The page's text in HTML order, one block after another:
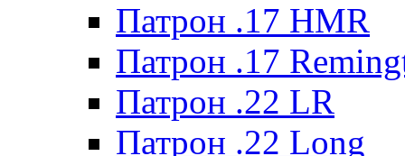
Патрон .17 HMR
Патрон .17
Патрон .22 LR
Патрон .22 Long